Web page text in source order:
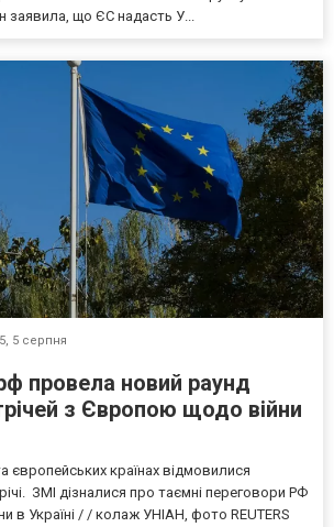
заявила, що ЄС надасть У...
5 серпня
провела новий раунд
з Європою щодо війни
європейських країнах відмовилися
ЗМІ дізналися про таємні переговори РФ
в Україні / / колаж УНІАН, фото REUTERS